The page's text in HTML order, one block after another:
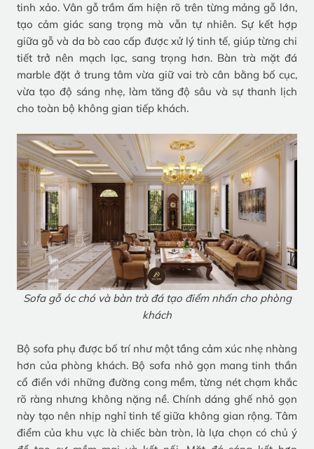
tinh xảo. Vân gỗ trầm ấm hiện rõ trên từng mảng gỗ lớn,
tạo cảm giác sang trọng mà vẫn tự nhiên. Sự kết hợp
giữa gỗ và da bò cao cấp được xử lý tinh tế, giúp từng chi
tiết trở nên mạch lạc, sang trọng hơn. Bàn trà mặt đá
marble đặt ở trung tâm vừa giữ vai trò cân bằng bố cục,
vừa tạo độ sáng nhẹ, làm tăng độ sâu và sự thanh lịch
cho toàn bộ không gian tiếp khách.
Sofa gỗ óc chó và bàn trà đá tạo điểm nhấn cho phòng
khách
Bộ sofa phụ được bố trí như một tầng cảm xúc nhẹ nhàng
hơn của phòng khách. Bộ sofa nhỏ gọn mang tinh thần
cổ điển với những đường cong mềm, từng nét chạm khắc
rõ ràng nhưng không nặng nề. Chính dáng ghế nhỏ gọn
này tạo nên nhịp nghỉ tinh tế giữa không gian rộng. Tâm
điểm của khu vực là chiếc bàn tròn, là lựa chọn có chủ ý